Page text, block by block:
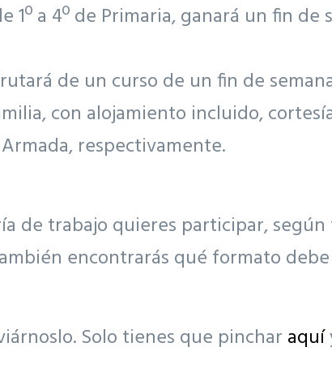
a 4º de Primaria, ganará un fin de
de un curso de un fin de
con alojamiento incluido,
respectivamente.
de trabajo quieres participar, según
encontrarás qué formato
Solo tienes que pinchar aquí